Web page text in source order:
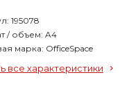
195078
/ объем: A4
марка: OfficeSpace
все характеристики